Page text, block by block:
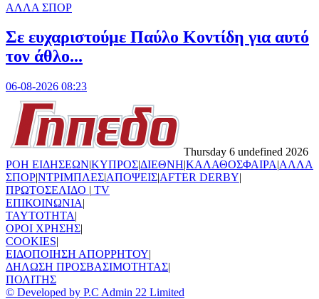
ΑΛΛΑ ΣΠΟΡ
Σε ευχαριστούμε Παύλο Κοντίδη για αυτό
τον άθλο...
06-08-2026 08:23
Thursday 6 undefined 2026
ΡΟΗ ΕΙΔΗΣΕΩΝ|ΚΥΠΡΟΣ|ΔΙΕΘΝΗ|ΚΑΛΑΘΟΣΦΑΙΡΑ|ΑΛΛΑ
ΣΠΟΡ|ΝΤΡΙΜΠΛΕΣ|ΑΠΟΨΕΙΣ|AFTER DERBY|
ΠΡΩΤΟΣΕΛΙΔΟ | TV
ΕΠΙΚΟΙΝΩΝΙΑ|
TAYTOTHTA|
ΟΡΟΙ ΧΡΗΣΗΣ|
COOKIES|
ΕΙΔΟΠΟΙΗΣΗ ΑΠΟΡΡΗΤΟΥ|
ΔΗΛΩΣΗ ΠΡΟΣΒΑΣΙΜΟΤΗΤΑΣ|
ΠΟΛΙΤΗΣ
© Developed by P.C Admin 22 Limited